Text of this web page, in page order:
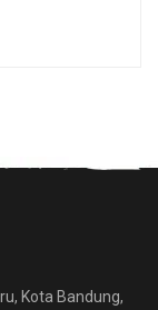
Kota Bandung,